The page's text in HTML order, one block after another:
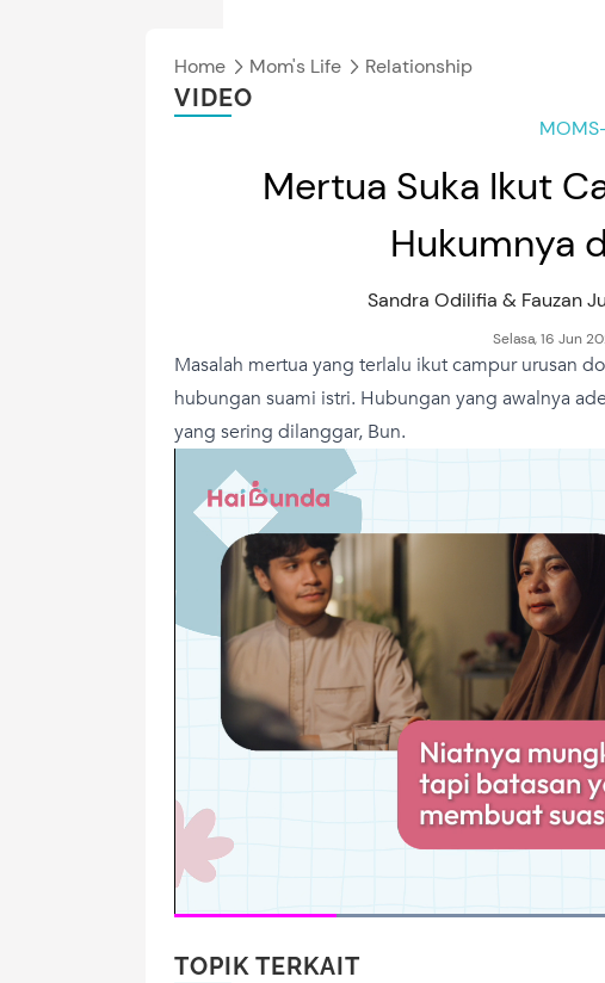
Home Mom's Life Relationship
VIDEO
Mertua Suka Ikut
Hukumnya
Sandra Odilifia & Fauzan
Selasa, 16 Jun
Masalah mertua yang terlalu ikut campur urusan
hubungan suami istri. Hubungan yang awalnya
yang sering dilanggar, Bun.
TOPIK TERKAIT